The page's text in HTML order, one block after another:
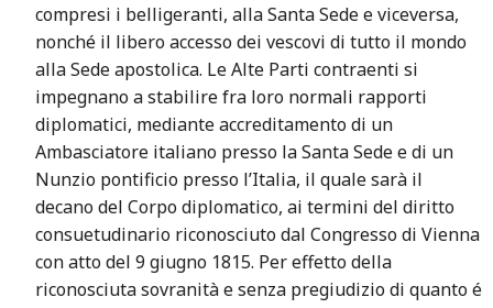
compresi i belligeranti, alla Santa Sede e viceversa,
nonché il libero accesso dei vescovi di tutto il mondo
alla Sede apostolica. Le Alte Parti contraenti si
impegnano a stabilire fra loro normali rapporti
diplomatici, mediante accreditamento di un
Ambasciatore italiano presso la Santa Sede e di un
Nunzio pontificio presso l’Italia, il quale sarà il
decano del Corpo diplomatico, ai termini del diritto
consuetudinario riconosciuto dal Congresso di Vienna
con atto del 9 giugno 1815. Per effetto della
riconosciuta sovranità e senza pregiudizio di quanto é